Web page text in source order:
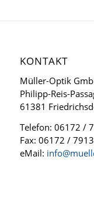
KONTAKT
Müller-Optik
Philipp-Reis-
61381
Telefon: 06172 /
Fax: 06172 /
eMail: